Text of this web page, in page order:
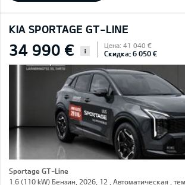
KIA SPORTAGE GT-LINE
34 990 € i
Цена: 41 040 €
Скидка: 6 050 €
Sportage GT-Line
1.6 (110 kW) Бензин, 2026, 12 , Автоматическая ,